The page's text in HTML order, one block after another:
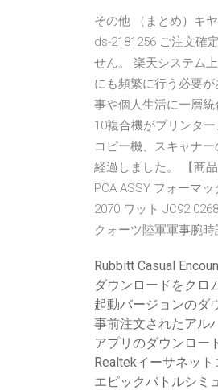
その他 （まとめ）キ
ds-2181256 ご注文確
せん。 楽天システム
にも頻繁に行う必要
事や個人生活に一層
10複合機がプリンタ
コピー機、スキャナ
経過しました。 【商
PCA ASSY フォーマ
2070 ワット JC92
クォーツ陸軍軍事腕
Rubbitt Casual
ダウンロードをクロ
起動バージョンのダ
事前注文されたアル
アプリのダウンロー
Realtekイーサネッ
エピックバトルシミ